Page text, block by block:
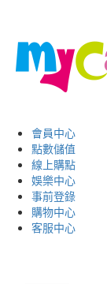
會員中心
點數儲值
線上購點
娛樂中心
事前登錄
購物中心
客服中心